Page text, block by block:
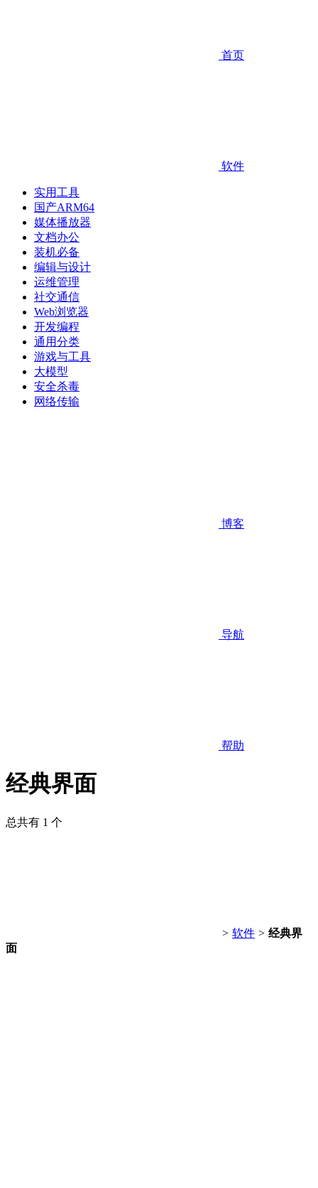
首页
软件
实用工具
国产ARM64
媒体播放器
文档办公
装机必备
编辑与设计
运维管理
社交通信
Web浏览器
开发编程
通用分类
游戏与工具
大模型
安全杀毒
网络传输
博客
导航
帮助
经典界面
总共有 1 个
> 软件 > 经典界
面